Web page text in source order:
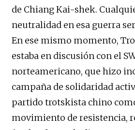
de Chiang Kai-shek.
neutralidad en esa guerra
En ese mismo momento,
estaba en discusión con el
norteamericano, que hizo
campaña de solidaridad
partido trotskista chino
movimiento de resistencia,